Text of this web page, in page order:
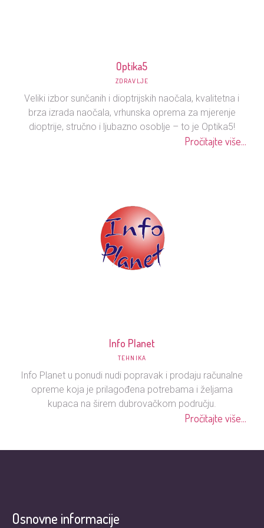
Optika5
ZDRAVLJE
Veliki izbor sunčanih i dioptrijskih naočala, kvalitetna i
brza izrada naočala, vrhunska oprema za mjerenje
dioptrije, stručno i ljubazno osoblje – to je Optika5!
Pročitajte više...
Info Planet
TEHNIKA
Info Planet u ponudi nudi popravak i prodaju računalne
opreme koja je prilagođena potrebama i željama
kupaca na širem dubrovačkom području.
Pročitajte više...
Osnovne informacije